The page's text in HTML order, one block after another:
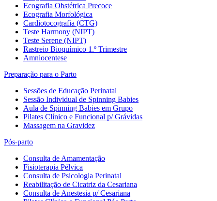
Ecografia Obstétrica Precoce
Ecografia Morfológica
Cardiotocografia (CTG)
Teste Harmony (NIPT)
Teste Serene (NIPT)
Rastreio Bioquímico 1.º Trimestre
Amniocentese
Preparação para o Parto
Sessões de Educação Perinatal
Sessão Individual de Spinning Babies
Aula de Spinning Babies em Grupo
Pilates Clínico e Funcional p/ Grávidas
Massagem na Gravidez
Pós-parto
Consulta de Amamentação
Fisioterapia Pélvica
Consulta de Psicologia Perinatal
Reabilitação de Cicatriz da Cesariana
Consulta de Anestesia p/ Cesariana